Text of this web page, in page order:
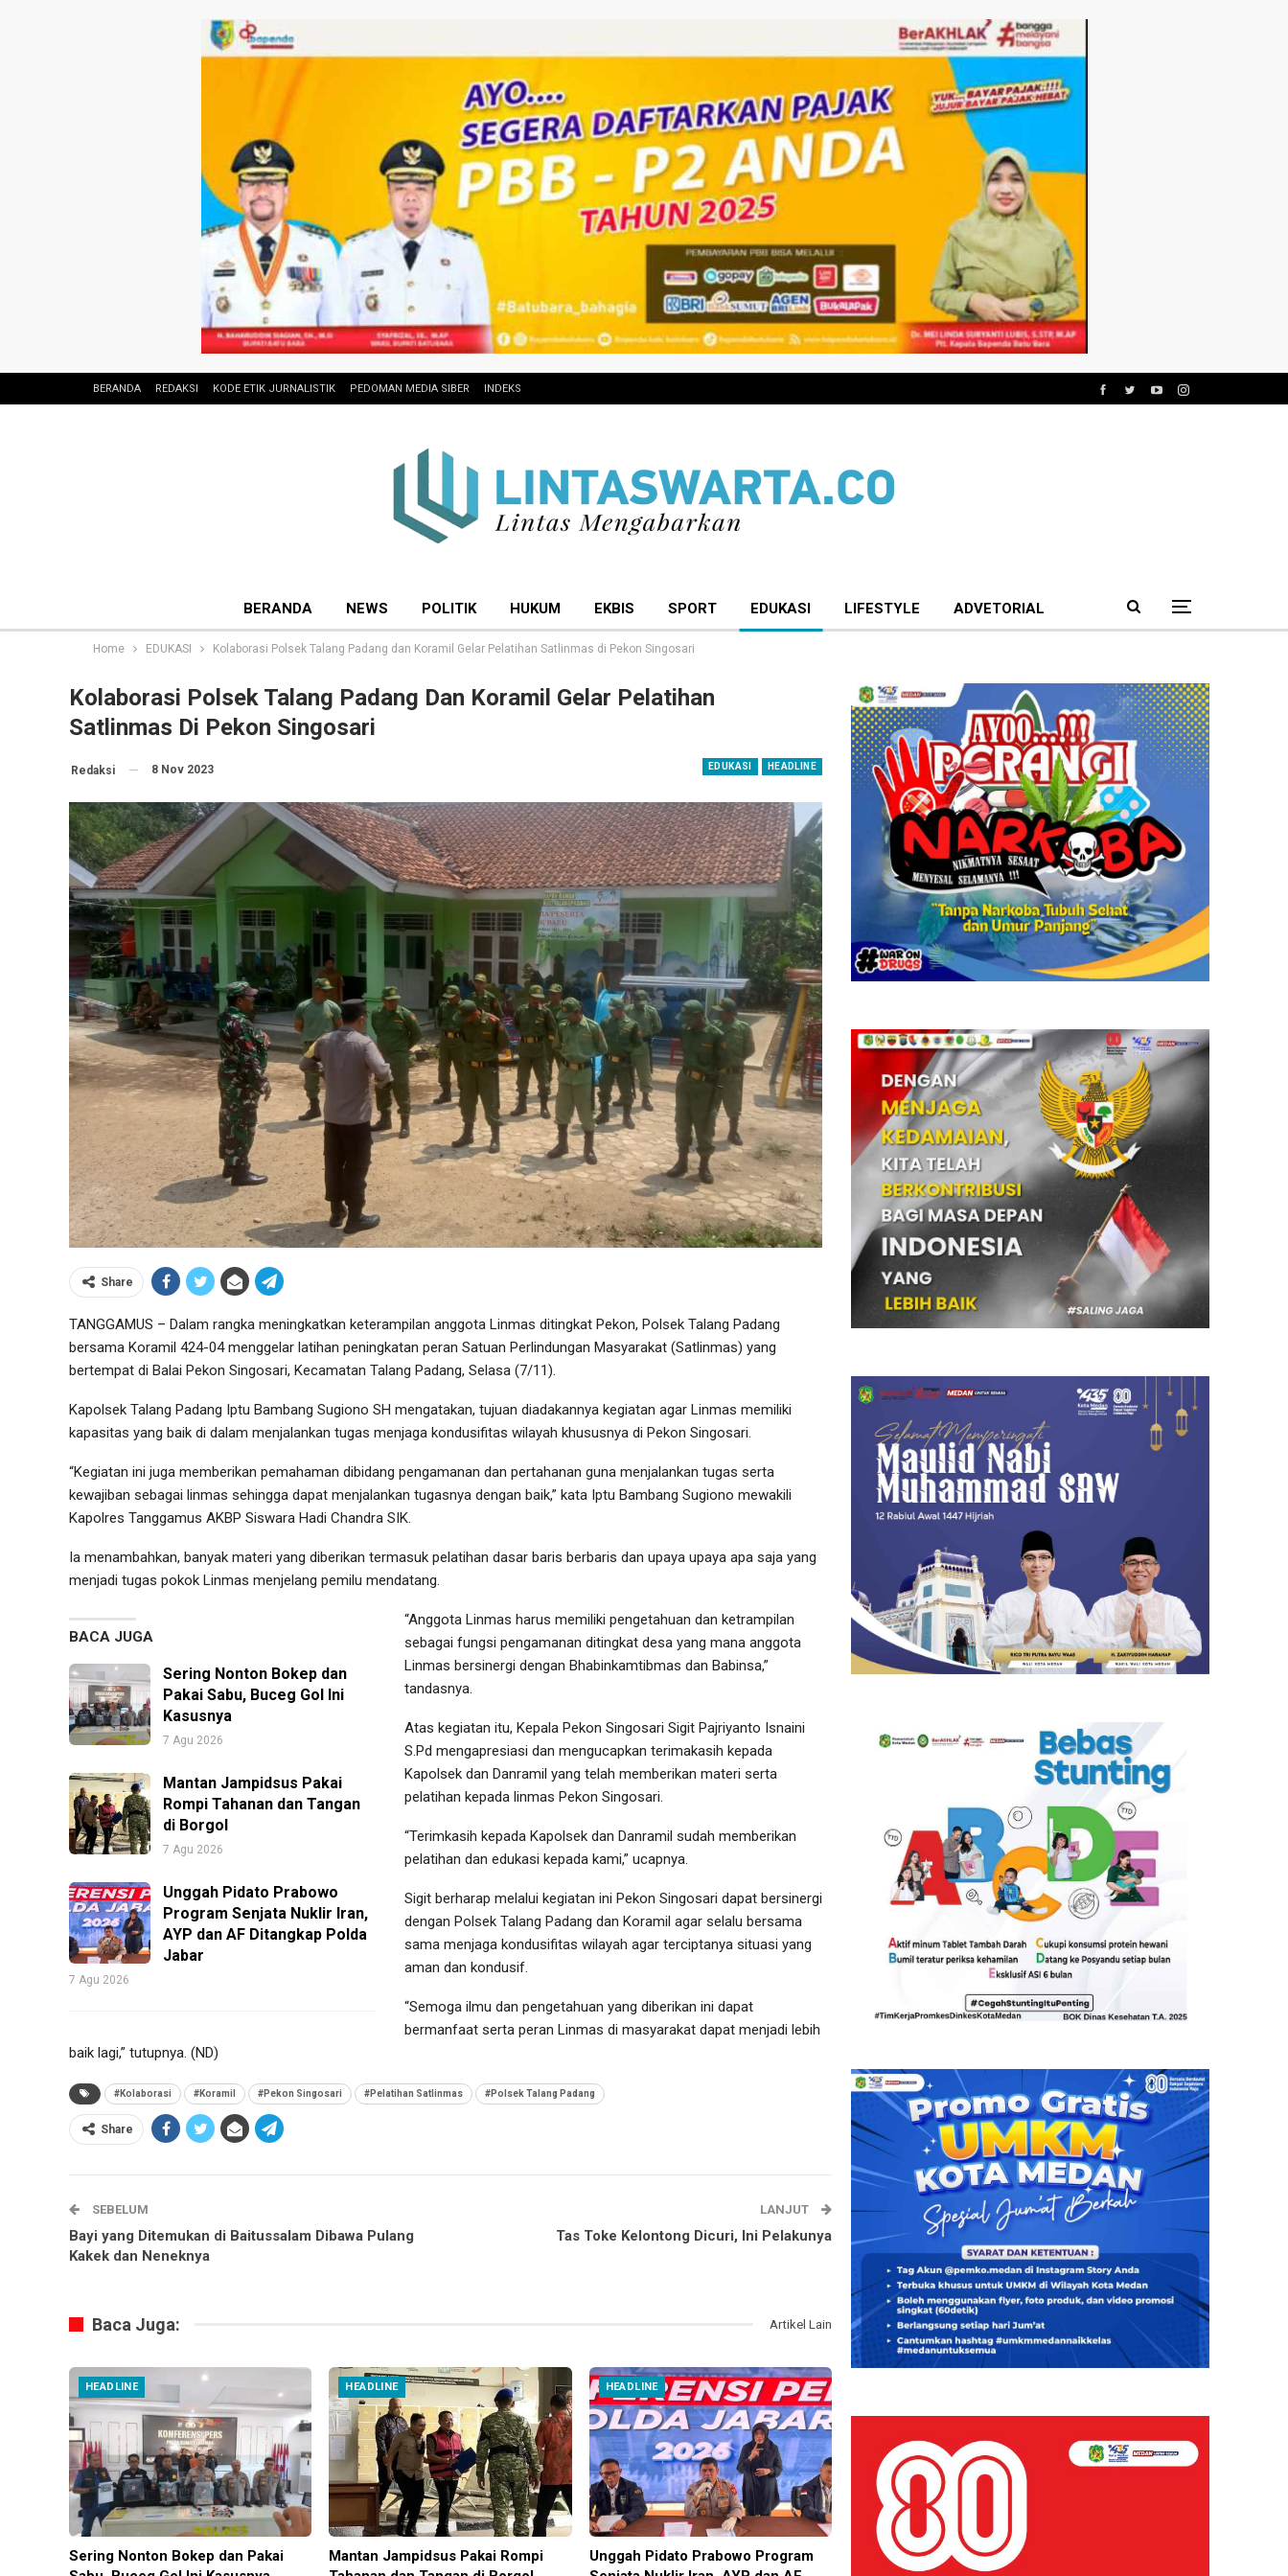
BERANDA REDAKSI KODE ETIK JURNALISTIK PEDOMAN MEDIA SIBER INDEKS
BERANDA NEWS POLITIK HUKUM EKBIS SPORT EDUKASI LIFESTYLE ADVETORIAL
Home EDUKASI Kolaborasi Polsek Talang Padang dan Koramil Gelar Pelatihan Satlinmas di Pekon Singosari
Kolaborasi Polsek Talang Padang Dan Koramil Gelar Pelatihan
Satlinmas Di Pekon Singosari
EDUKASI HEADLINE
Redaksi 8 Nov 2023
Share
TANGGAMUS – Dalam rangka meningkatkan keterampilan anggota Linmas ditingkat Pekon, Polsek Talang Padang
bersama Koramil 424-04 menggelar latihan peningkatan peran Satuan Perlindungan Masyarakat (Satlinmas) yang
bertempat di Balai Pekon Singosari, Kecamatan Talang Padang, Selasa (7/11).
Kapolsek Talang Padang Iptu Bambang Sugiono SH mengatakan, tujuan diadakannya kegiatan agar Linmas memiliki
kapasitas yang baik di dalam menjalankan tugas menjaga kondusifitas wilayah khususnya di Pekon Singosari.
“Kegiatan ini juga memberikan pemahaman dibidang pengamanan dan pertahanan guna menjalankan tugas serta
kewajiban sebagai linmas sehingga dapat menjalankan tugasnya dengan baik,” kata Iptu Bambang Sugiono mewakili
Kapolres Tanggamus AKBP Siswara Hadi Chandra SIK.
Ia menambahkan, banyak materi yang diberikan termasuk pelatihan dasar baris berbaris dan upaya upaya apa saja yang
menjadi tugas pokok Linmas menjelang pemilu mendatang.
BACA JUGA
Sering Nonton Bokep dan
Pakai Sabu, Buceg Gol Ini
Kasusnya
7 Agu 2026
Mantan Jampidsus Pakai
Rompi Tahanan dan Tangan
di Borgol
7 Agu 2026
Unggah Pidato Prabowo
Program Senjata Nuklir Iran,
AYP dan AF Ditangkap Polda
Jabar
7 Agu 2026
“Anggota Linmas harus memiliki pengetahuan dan ketrampilan
sebagai fungsi pengamanan ditingkat desa yang mana anggota
Linmas bersinergi dengan Bhabinkamtibmas dan Babinsa,”
tandasnya.
Atas kegiatan itu, Kepala Pekon Singosari Sigit Pajriyanto Isnaini
S.Pd mengapresiasi dan mengucapkan terimakasih kepada
Kapolsek dan Danramil yang telah memberikan materi serta
pelatihan kepada linmas Pekon Singosari.
“Terimkasih kepada Kapolsek dan Danramil sudah memberikan
pelatihan dan edukasi kepada kami,” ucapnya.
Sigit berharap melalui kegiatan ini Pekon Singosari dapat bersinergi
dengan Polsek Talang Padang dan Koramil agar selalu bersama
sama menjaga kondusifitas wilayah agar terciptanya situasi yang
aman dan kondusif.
“Semoga ilmu dan pengetahuan yang diberikan ini dapat
bermanfaat serta peran Linmas di masyarakat dapat menjadi lebih
baik lagi,” tutupnya. (ND)
#Kolaborasi #Koramil #Pekon Singosari #Pelatihan Satlinmas #Polsek Talang Padang
Share
SEBELUM
Bayi yang Ditemukan di Baitussalam Dibawa Pulang
Kakek dan Neneknya
LANJUT
Tas Toke Kelontong Dicuri, Ini Pelakunya
Baca Juga: Artikel Lain
HEADLINE
Sering Nonton Bokep dan Pakai
HEADLINE
Mantan Jampidsus Pakai Rompi
HEADLINE
Unggah Pidato Prabowo Program